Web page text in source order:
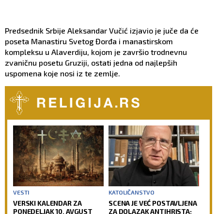
Predsednik Srbije Aleksandar Vučić izjavio je juče da će
poseta Manastiru Svetog Đorđa i manastirskom
kompleksu u Alaverdiju, kojom je završio trodnevnu
zvaničnu posetu Gruziji, ostati jedna od najlepših
uspomena koje nosi iz te zemlje.
VESTI
VERSKI KALENDAR ZA
PONEDELJAK 10. AVGUST
KATOLIČANSTVO
SCENA JE VEĆ POSTAVLJENA
ZA DOLAZAK ANTIHRISTA: